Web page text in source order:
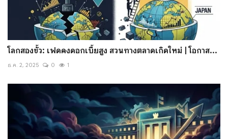
โลกสองขั้ว: เฟดคงดอกเบี้ยสูง สวนทางตลาดเกิดใหม่ | โอกาส...
ธ.ค. 2, 2025 0 1